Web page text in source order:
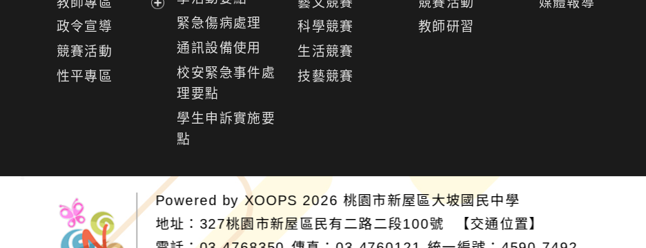
單
政令宣導
競賽活動
性平專區
緊急傷病處理
通訊設備使用
校安緊急事件處
理要點
學生申訴實施要
點
科學競賽
生活競賽
技藝競賽
教師研習
Powered byXOOPS 2026桃園市新屋區大坡國民中學
地址：327桃園市新屋區民有二路二段100號
【交通位置】